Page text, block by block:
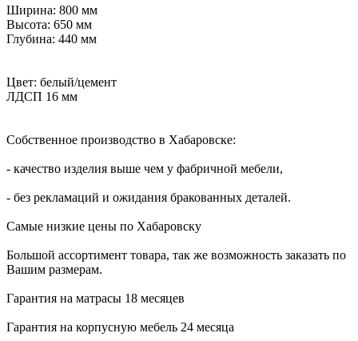
Ширина: 800 мм
Высота: 650 мм
Глубина: 440 мм
Цвет: белый/цемент
ЛДСП 16 мм
Собственное производство в Хабаровске:
- качество изделия выше чем у фабричной мебели,
- без рекламаций и ожидания бракованных деталей.
Самые низкие цены по Хабаровску
Большой ассортимент товара, так же возможность заказать по
Вашим размерам.
Гарантия на матрасы 18 месяцев
Гарантия на корпусную мебель 24 месяца